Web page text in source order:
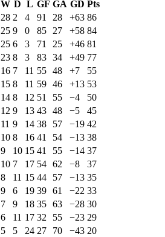
W D L GF GA GD Pts
28 2 4 91 28 +63 86
25 9 0 85 27 +58 84
25 6 3 71 25 +46 81
23 8 3 83 34 +49 77
16 7 11 55 48 +7
55
15 8 11 59 46 +13 53
14 8 12 51 55 −4
50
12 9 13 43 48 −5
45
11 9 14 38 57 −19 42
10 8 16 41 54 −13 38
9 10 15 41 55 −14 37
10 7 17 54 62 −8
37
8 11 15 44 57 −13 35
9 6 19 39 61 −22 33
7 9 18 35 63 −28 30
6 11 17 32 55 −23 29
5 5 24 27 70 −43 20